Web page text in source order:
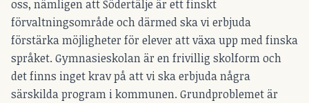
oss, nämligen att Södertälje är ett finskt
förvaltningsområde och därmed ska vi erbjuda
förstärka möjligheter för elever att växa upp med finska
språket. Gymnasieskolan är en frivillig skolform och
det finns inget krav på att vi ska erbjuda några
särskilda program i kommunen. Grundproblemet är